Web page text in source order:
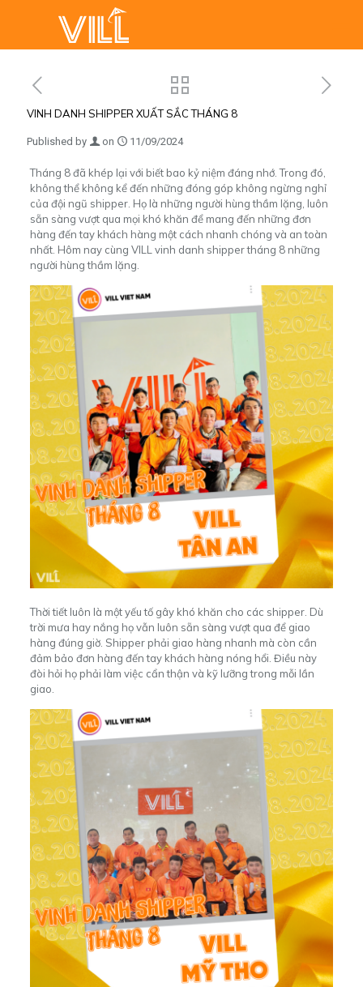
VINH DANH SHIPPER XUẤT SẮC THÁNG 8
Published by on 11/09/2024
Tháng 8 đã khép lại với biết bao kỷ niệm đáng nhớ. Trong đó,
không thể không kể đến những đóng góp không ngừng nghỉ
của đội ngũ shipper. Họ là những người hùng thầm lặng, luôn
sẵn sàng vượt qua mọi khó khăn để mang đến những đơn
hàng đến tay khách hàng một cách nhanh chóng và an toàn
nhất. Hôm nay cùng VILL vinh danh shipper tháng 8 những
người hùng thầm lặng.
Thời tiết luôn là một yếu tố gây khó khăn cho các shipper. Dù
trời mưa hay nắng họ vẫn luôn sẵn sàng vượt qua để giao
hàng đúng giờ. Shipper phải giao hàng nhanh mà còn cần
đảm bảo đơn hàng đến tay khách hàng nóng hổi. Điều này
đòi hỏi họ phải làm việc cẩn thận và kỹ lưỡng trong mỗi lần
giao.